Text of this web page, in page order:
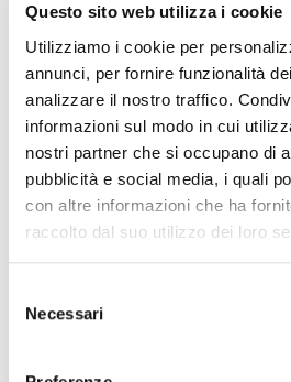
Questo sito web utilizza i cookie
Utilizziamo i cookie per
annunci, per fornire funzionalità
analizzare il nostro traffico.
informazioni sul modo in cui
nostri partner che si occupano di
pubblicità e social media, i quali
con altre informazioni che ha
raccolto dal suo utilizzo dei loro
delNecessari